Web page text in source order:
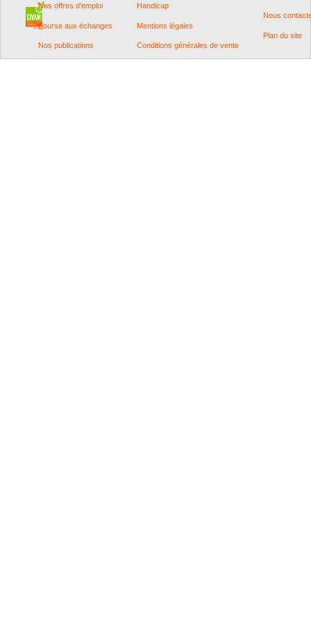
Nos offres d'emploi
Bourse aux échanges
Nos publications
Handicap
Mentions légales
Conditions générales de vente
Nous
Plan du site